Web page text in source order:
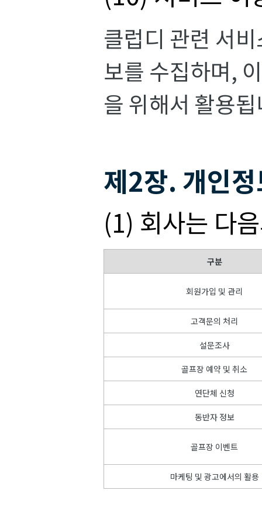
클럽디 관련 서
보를 수집하며,
을 위해서 활용
제2장. 개인
(1) 회사는 다
구분
회원가입 및 관리
고객문의 처리
설문조사
골프장 예약 및 취소
연단체 신청
동반자 정보
골프장 이벤트
마케팅 및 광고에서의 활용